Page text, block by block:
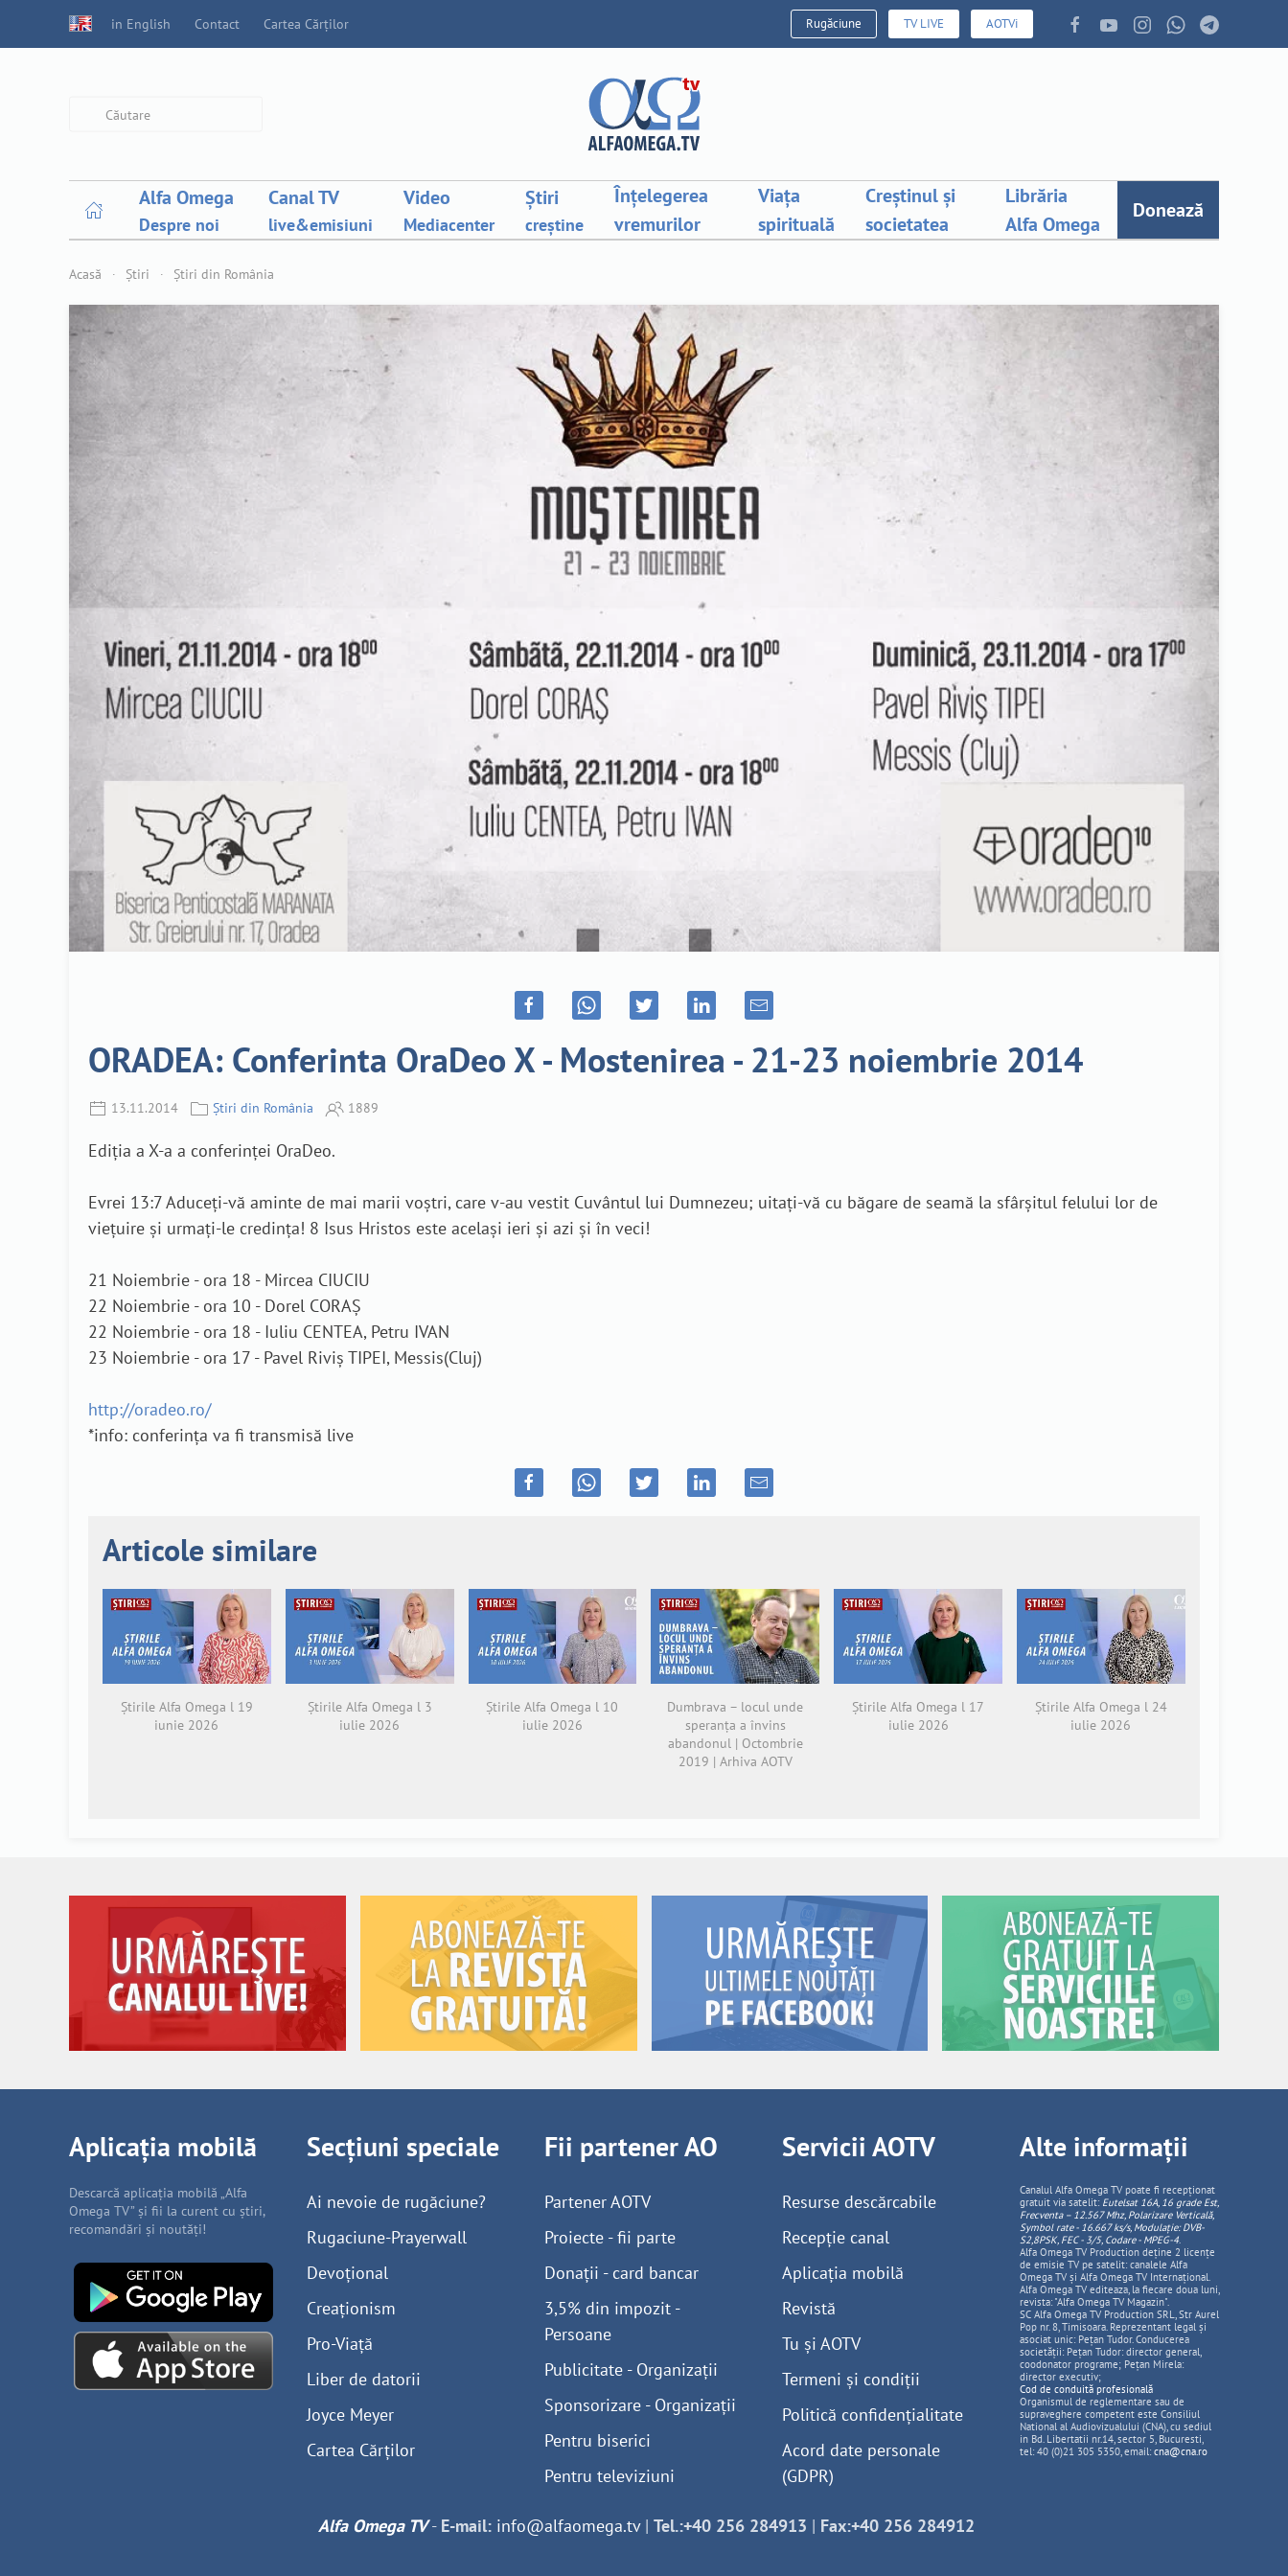
in English Contact Cartea Cărților Rugăciune TV LIVE AOTVi
Alfa Omega
Despre noi
Canal TV
live&emisiuni
Video
Mediacenter
Știri
creștine
Înțelegerea
vremurilor
Viața
spirituală
Creștinul și
societatea
Librăria
Alfa Omega
Donează
Acasă Știri Știri din România
ORADEA: Conferinta OraDeo X - Mostenirea - 21-23 noiembrie 2014
13.11.2014 Știri din România 1889
Ediția a X-a a conferinței OraDeo.
Evrei 13:7 Aduceți-vă aminte de mai marii voștri, care v-au vestit Cuvântul lui Dumnezeu; uitați-vă cu băgare de seamă la sfârșitul felului lor de
viețuire și urmați-le credința! 8 Isus Hristos este același ieri și azi și în veci!
21 Noiembrie - ora 18 - Mircea CIUCIU
22 Noiembrie - ora 10 - Dorel CORAȘ
22 Noiembrie - ora 18 - Iuliu CENTEA, Petru IVAN
23 Noiembrie - ora 17 - Pavel Riviș TIPEI, Messis(Cluj)
http://oradeo.ro/
*info: conferința va fi transmisă live
Articole similare
Știrile Alfa Omega l 19
iunie 2026
Știrile Alfa Omega l 3
iulie 2026
Știrile Alfa Omega l 10
iulie 2026
Dumbrava – locul unde
speranța a învins
abandonul | Octombrie
2019 | Arhiva AOTV
Știrile Alfa Omega l 17
iulie 2026
Știrile Alfa Omega l 24
iulie 2026
Aplicația mobilă
Descarcă aplicația mobilă „Alfa
Omega TV” și fii la curent cu știri,
recomandări și noutăți!
Secțiuni speciale
Ai nevoie de rugăciune?
Rugaciune-Prayerwall
Devoțional
Creaționism
Pro-Viață
Liber de datorii
Joyce Meyer
Cartea Cărților
Fii partener AO
Partener AOTV
Proiecte - fii parte
Donații - card bancar
3,5% din impozit -
Persoane
Publicitate - Organizații
Sponsorizare - Organizații
Pentru biserici
Pentru televiziuni
Servicii AOTV
Resurse descărcabile
Recepție canal
Aplicația mobilă
Revistă
Tu și AOTV
Termeni și condiții
Politică confidențialitate
Acord date personale
(GDPR)
Alte informații
Canalul Alfa Omega TV poate fi recepționat
gratuit via satelit: Eutelsat 16A, 16 grade Est,
Frecventa – 12.567 Mhz, PolarizareVerticală,
Symbol rate - 16.667 ks/s, Modulație: DVB-
S2,8PSK, FEC - 3/5, Codare - MPEG-4.
Alfa Omega TV Production deține 2 licențe
de emisie TV pe satelit: canalele Alfa
Omega TV și Alfa Omega TV Internațional.
Alfa Omega TV editeaza, la fiecare doua luni,
revista: "Alfa Omega TV Magazin".
SC Alfa Omega TV Production SRL, Str Aurel
Pop nr. 8, Timisoara. Reprezentant legal și
asociat unic: Pețan Tudor. Conducerea
societății: Pețan Tudor: director general,
coodonator programe; Pețan Mirela:
director executiv;
Cod de conduită profesională
Organismul de reglementare sau de
supraveghere competent este Consiliul
National al Audiovizualului (CNA), cu sediul
in Bd. Libertatii nr.14, sector 5, Bucuresti,
tel: 40 (0)21 305 5350, email: cna@cna.ro
Alfa Omega TV- E-mail: info@alfaomega.tv| Tel.:+40 256 284913 | Fax:+40 256 284912